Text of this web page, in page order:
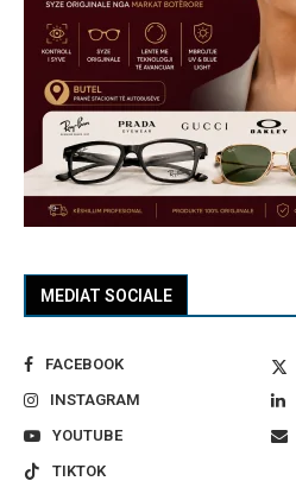
MEDIAT SOCIALE
FACEBOOK
INSTAGRAM
YOUTUBE
TIKTOK